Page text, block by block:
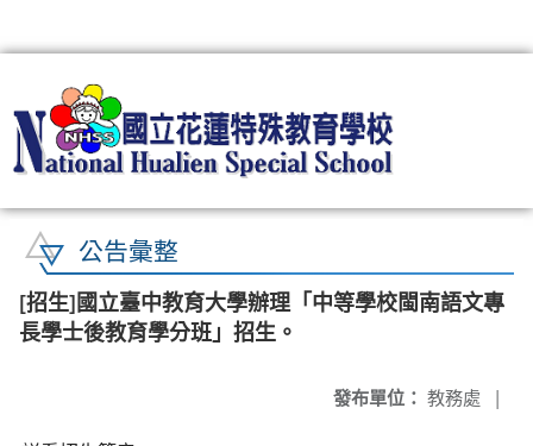
公告彙整
[招生]國立臺中教育大學辦理「中等學校閩南語文專
長學士後教育學分班」招生。
發布單位： 教務處 |